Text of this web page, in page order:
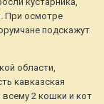
При осмотре
подскажут
области,
кавказская
2 кошки и кот